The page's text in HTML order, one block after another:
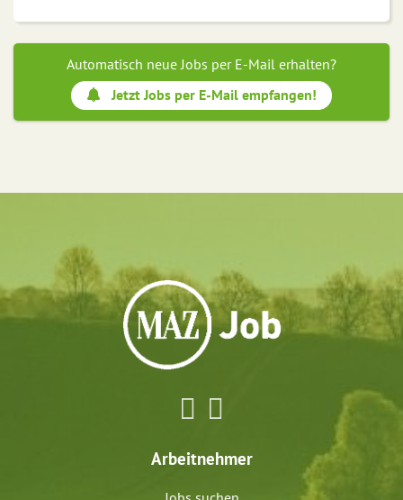
Automatisch neue Jobs per E-Mail erhalten?
Jetzt Jobs per E-Mail empfangen!
Arbeitnehmer